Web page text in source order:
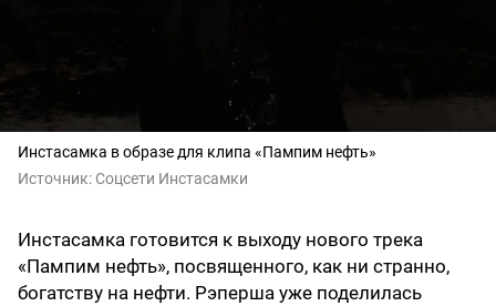
Инстасамка в образе для клипа «Пампим нефть»
Источник: Соцсети Инстасамки
Инстасамка готовится к выходу нового трека
«Пампим нефть», посвященного, как ни странно,
богатству на нефти. Рэперша уже поделилась